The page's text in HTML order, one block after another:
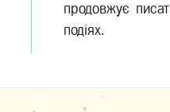
продовжує
подіях.